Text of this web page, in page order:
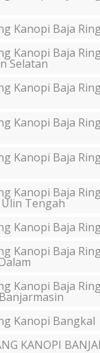
Kanopi Baja
Kanopi Baja
Selatan
Kanopi Baja
Kanopi Baja
Kanopi Baja
Kanopi Baja
Tengah
Kanopi Baja
Kanopi Baja
Kanopi Baja
Kanopi Bangkal
KANOPI